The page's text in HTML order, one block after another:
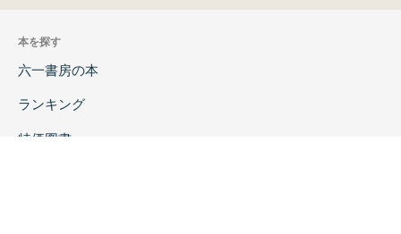
本を探す
六一書房の本
ランキング
特価図書